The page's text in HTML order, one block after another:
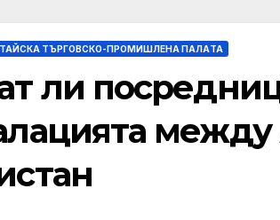
ТЪРГОВСКО-ПРОМИШЛЕНА ПАЛAТА
ли